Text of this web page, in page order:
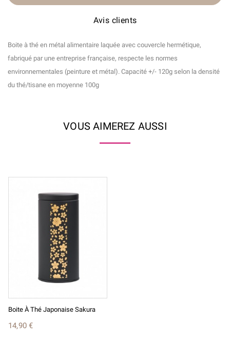
Avis clients
Boite à thé en métal alimentaire laquée avec couvercle hermétique,
fabriqué par une entreprise française, respecte les normes
environnementales (peinture et métal). Capacité +/- 120g selon la densité
du thé/tisane en moyenne 100g
VOUS AIMEREZ AUSSI
Boite À Thé Japonaise Sakura
14,90 €